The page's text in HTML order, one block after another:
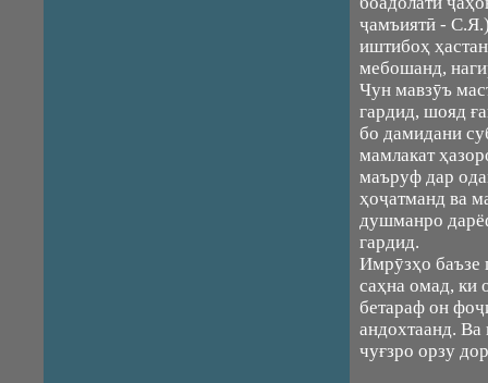
ҷамъиятӣ -
иштибоҳ
мебошанд,
Чун мавзӯъ
гардид, шояд
бо дамидани
мамлакат
маъруф дар
ҳоҷатманд ва
душманро
гардид.
Имрӯзҳо баъзе
саҳна омад, ки
бетараф он
андохтаанд. Ва
чуғзро орзу